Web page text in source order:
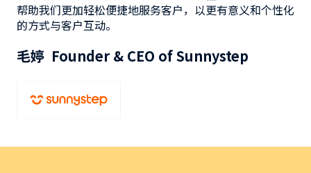
帮助我们更加轻松便捷地服务客户，以更有意义和个性化
的方式与客户互动。
毛婷 Founder & CEO of Sunnystep